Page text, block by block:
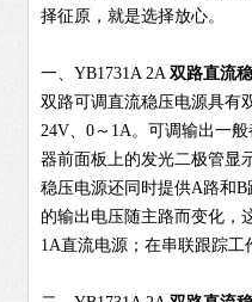
择征原，就是选择放心。
一、YB1731A 2A 双路直流
双路可调直流稳压电源具有
24V、0～1A。可调输出一
器前面板上的发光二极管显
稳压电源还同时提供A路和
的输出电压随主路而变化，
1A直流电源；在串联跟踪